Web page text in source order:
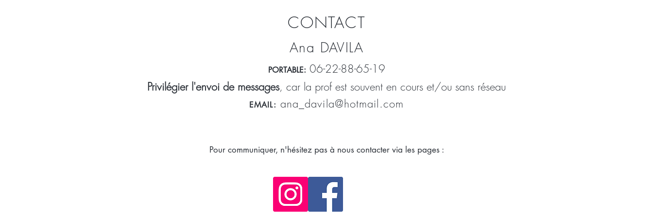
CONTACT
PORTABLE: 06-22-88-65-19
Privilégier l'envoi de messages, car la prof est souvent en cours et/ou sans réseau
EMAIL: ana_davila@hotmail.com
Ana DAVILA
Pour communiquer, n'hésitez pas à nous contacter via les pages :